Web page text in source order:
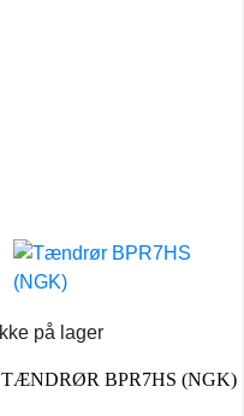
Ikke på lager
TÆNDRØR BPR7HS (NGK)